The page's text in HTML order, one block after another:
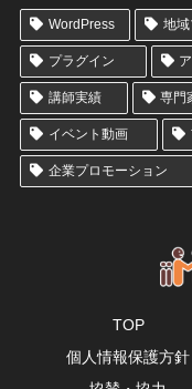
WordPress 地
プラグイン
講師実績 専門
イベント動画
企業プロモーション
TOP
個人情報保護方針